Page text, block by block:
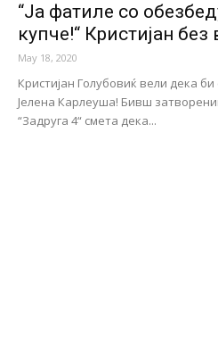
“Ја фатиле со
купче!“ Кристијан без
May 18, 2020
Кристијан Голубовиќ вели дека
Јелена Карлеуша! Бивш
“Задруга 4“ смета дека...